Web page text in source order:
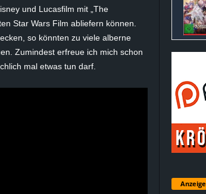
und Lucasfilm mit „The
Star Wars Film abliefern können.
so könnten zu viele alberne
Zumindest erfreue ich mich schon
mal etwas tun darf.
Anzeige